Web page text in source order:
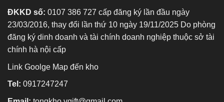
ĐKKD số: 0107 386 727 cấp đăng ký lần đầu ngày
23/03/2016, thay đổi lần thứ 10 ngày 19/11/2025 Do phòng
đăng ký dinh doanh và tài chính doanh nghiệp thuộc sở tài
chính hà nội cấp
Link Goolge Map đến kho
Tel: 0917247247